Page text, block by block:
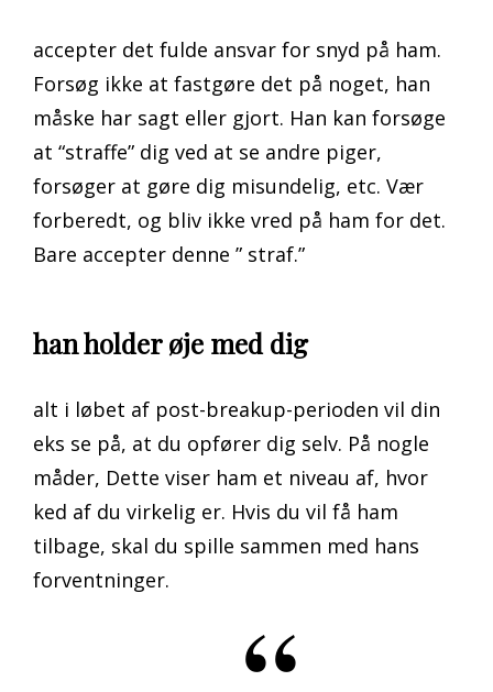
accepter det fulde ansvar for snyd på ham.
Forsøg ikke at fastgøre det på noget, han
måske har sagt eller gjort. Han kan forsøge
at “straffe” dig ved at se andre piger,
forsøger at gøre dig misundelig, etc. Vær
forberedt, og bliv ikke vred på ham for det.
Bare accepter denne ” straf.”
han holder øje med dig
alt i løbet af post-breakup-perioden vil din
eks se på, at du opfører dig selv. På nogle
måder, Dette viser ham et niveau af, hvor
ked af du virkelig er. Hvis du vil få ham
tilbage, skal du spille sammen med hans
forventninger.